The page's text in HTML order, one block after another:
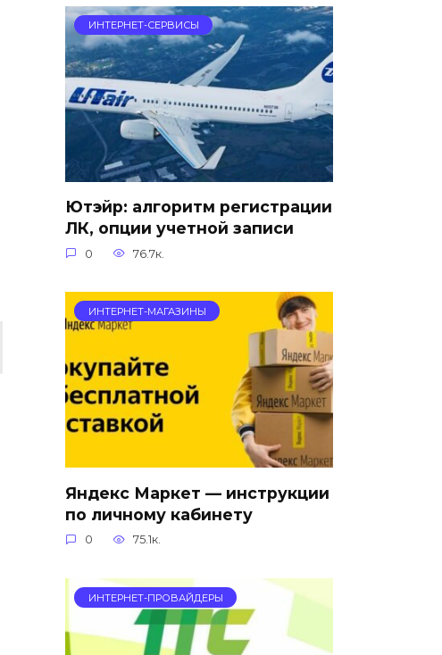
ИНТЕРНЕТ-СЕРВИСЫ
Ютэйр: алгоритм регистрации
ЛК, опции учетной записи
0 76.7к.
ИНТЕРНЕТ-МАГАЗИНЫ
Яндекс Маркет — инструкции
по личному кабинету
0 75.1к.
ИНТЕРНЕТ-ПРОВАЙДЕРЫ